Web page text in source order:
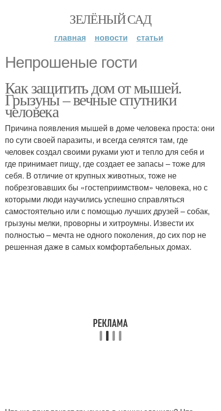
ЗЕЛЁНЫЙ САД
главная новости статьи
Непрошеные гости
Как защитить дом от мышей.
Грызуны – вечные спутники
человека
Причина появления мышей в доме человека проста: они
по сути своей паразиты, и всегда селятся там, где
человек создал своими руками уют и тепло для себя и
где принимает пищу, где создает ее запасы – тоже для
себя. В отличие от крупных животных, тоже не
побрезговавших бы «гостеприимством» человека, но с
которыми люди научились успешно справляться
самостоятельно или с помощью лучших друзей – собак,
грызуны мелки, проворны и хитроумны. Извести их
полностью – мечта не одного поколения, до сих пор не
решенная даже в самых комфортабельных домах.